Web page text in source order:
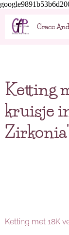
Grace
Ketting
kruisje
Ketting met 18K